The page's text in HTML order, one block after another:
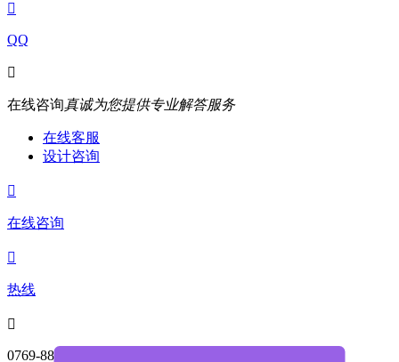

QQ

在线咨询真诚为您提供专业解答服务
在线客服
设计咨询

在线咨询

热线

0769-88004468